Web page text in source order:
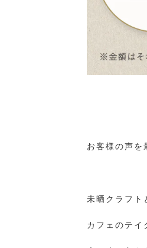
お客様の声を
未晒クラフト
カフェのテイ